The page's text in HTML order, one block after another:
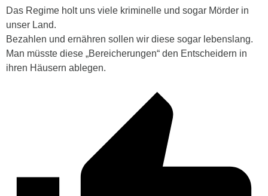
Das Regime holt uns viele kriminelle und sogar Mörder in
unser Land.
Bezahlen und ernähren sollen wir diese sogar lebenslang.
Man müsste diese „Bereicherungen“ den Entscheidern in
ihren Häusern ablegen.